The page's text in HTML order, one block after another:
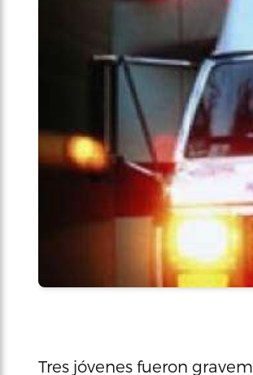
Tres jóvenes fueron